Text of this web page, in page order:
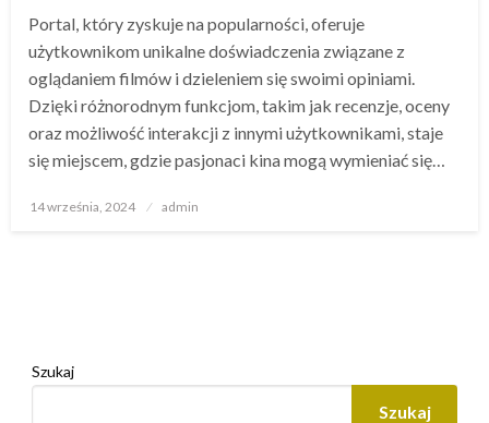
Portal, który zyskuje na popularności, oferuje
użytkownikom unikalne doświadczenia związane z
oglądaniem filmów i dzieleniem się swoimi opiniami.
Dzięki różnorodnym funkcjom, takim jak recenzje, oceny
oraz możliwość interakcji z innymi użytkownikami, staje
się miejscem, gdzie pasjonaci kina mogą wymieniać się…
Opublikowane
14 września, 2024 admin
Szukaj
Szukaj